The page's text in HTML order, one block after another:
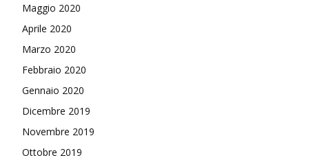
Maggio 2020
Aprile 2020
Marzo 2020
Febbraio 2020
Gennaio 2020
Dicembre 2019
Novembre 2019
Ottobre 2019